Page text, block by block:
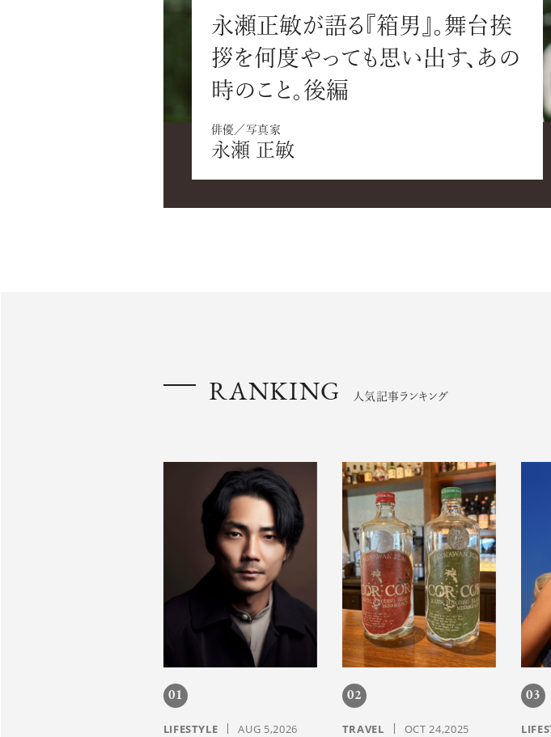
永瀬正敏が語る『箱男』。舞台挨
拶を何度やっても思い出す、あの
時のこと。後編
俳優／写真家
永瀬 正敏
RANKING 人気記事ランキング
01
LIFESTYLE AUG 5,2026
02
TRAVEL OCT 24,2025
03